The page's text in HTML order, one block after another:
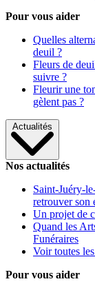
Pour vous aider
Quelles
deuil ?
Fleurs de
suivre ?
Fleurir une
gèlent pas ?
Actualités
Nos actualités
Saint-Juéry-
retrouver son
Un projet de
Quand les
Funéraires
Voir toutes
Pour vous aider